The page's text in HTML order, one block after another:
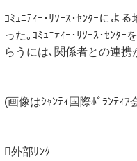
ｺﾐｭﾆﾃｨｰ･ﾘｿｰｽ･ｾﾝﾀｰによ
った｡ｺﾐｭﾆﾃｨｰ･ﾘｿｰｽ･ｾﾝﾀ
らうには､関係者との連携
(画像はｼｬﾝﾃｨ国際ﾎﾞﾗﾝﾃｨｱ
外部ﾘﾝｸ